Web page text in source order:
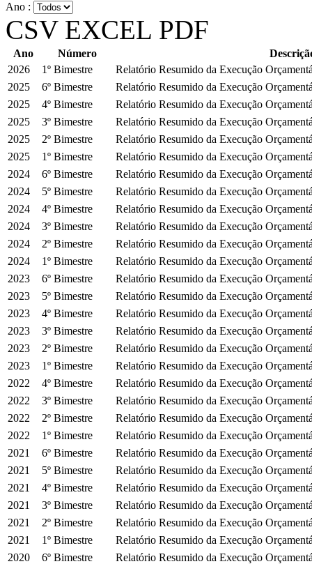
Ano :
CSV EXCEL PDF
Ano Número
2026
1º Bimestre
Relatório Resumido da Execução
2025
6º Bimestre
Relatório Resumido da Execução
2025
4º Bimestre
Relatório Resumido da Execução
2025
3º Bimestre
Relatório Resumido da Execução
2025
2º Bimestre
Relatório Resumido da Execução
2025
1º Bimestre
Relatório Resumido da Execução
2024
6º Bimestre
Relatório Resumido da Execução
2024
5º Bimestre
Relatório Resumido da Execução
2024
4º Bimestre
Relatório Resumido da Execução
2024
3º Bimestre
Relatório Resumido da Execução
2024
2º Bimestre
Relatório Resumido da Execução
2024
1º Bimestre
Relatório Resumido da Execução
2023
6º Bimestre
Relatório Resumido da Execução
2023
5º Bimestre
Relatório Resumido da Execução
2023
4º Bimestre
Relatório Resumido da Execução
2023
3º Bimestre
Relatório Resumido da Execução
2023
2º Bimestre
Relatório Resumido da Execução
2023
1º Bimestre
Relatório Resumido da Execução
2022
4º Bimestre
Relatório Resumido da Execução
2022
3º Bimestre
Relatório Resumido da Execução
2022
2º Bimestre
Relatório Resumido da Execução
2022
1º Bimestre
Relatório Resumido da Execução
2021
6º Bimestre
Relatório Resumido da Execução
2021
5º Bimestre
Relatório Resumido da Execução
2021
4º Bimestre
Relatório Resumido da Execução
2021
3º Bimestre
Relatório Resumido da Execução
2021
2º Bimestre
Relatório Resumido da Execução
2021
1º Bimestre
Relatório Resumido da Execução
2020
6º Bimestre
Relatório Resumido da Execução